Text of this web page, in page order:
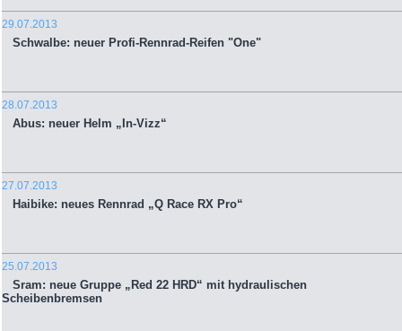
29.07.2013
Schwalbe: neuer Profi-Rennrad-Reifen "One"
28.07.2013
Abus: neuer Helm „In-Vizz“
27.07.2013
Haibike: neues Rennrad „Q Race RX Pro“
25.07.2013
Sram: neue Gruppe „Red 22 HRD“ mit hydraulischen
Scheibenbremsen